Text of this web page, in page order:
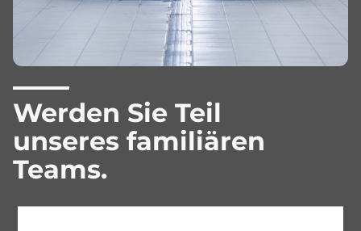
Werden Sie Teil
unseres familiären
Teams.